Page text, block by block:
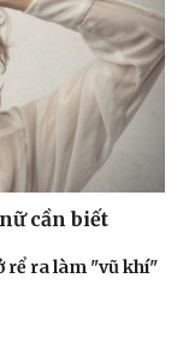
cần biết
rể ra làm "vũ khí"